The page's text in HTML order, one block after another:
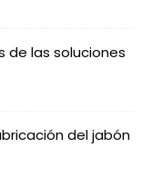
de las soluciones
del jabón